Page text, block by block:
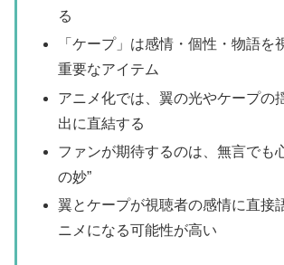
る
「ケープ」は感情・個性・物語を
重要なアイテム
アニメ化では、翼の光やケープの
出に直結する
ファンが期待するのは、無言でも
の妙”
翼とケープが視聴者の感情に直接
ニメになる可能性が高い